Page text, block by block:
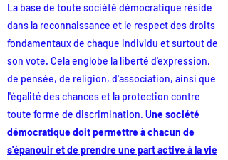
La base de toute société démocratique réside
dans la reconnaissance et le respect des droits
fondamentaux de chaque individu et surtout de
son vote. Cela englobe la liberté d'expression,
de pensée, de religion, d'association, ainsi que
l'égalité des chances et la protection contre
toute forme de discrimination. Une société
démocratique doit permettre à chacun de
s'épanouir et de prendre une part active à la vie